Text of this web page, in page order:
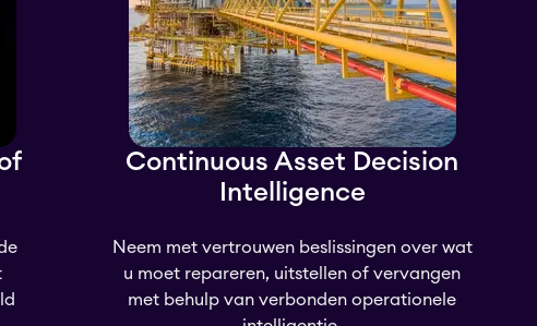
Continuous Asset Decision
Intelligence
Neem met vertrouwen beslissingen over wat
u moet repareren, uitstellen of vervangen
met behulp van verbonden operationele